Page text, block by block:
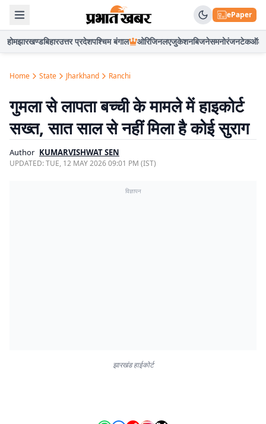
ePaper
होमझारखण्डबिहारउत्तर प्रदेशपश्चिम बंगाल ओरिजिनलएजुकेशनबिजनेसमनोरंजनटेकऑटो
Home State Jharkhand Ranchi
गुमला से लापता बच्ची के मामले में हाइकोर्ट
सख्त, सात साल से नहीं मिला है कोई सुराग
Author KUMARVISHWAT SEN
UPDATED:TUE, 12 MAY 2026 09:01 PM (IST)
विज्ञापन
झारखंड हाईकोर्ट